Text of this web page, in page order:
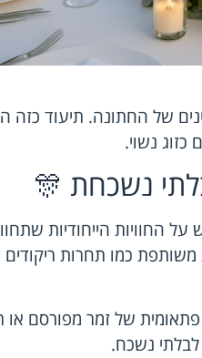
של החתונה. תיעוד כזה
נשוי.
נשכחת 🎊
החוויות הייחודיות
כמו תחרות ריקודים
של זמר מפורסם או
נשכח.